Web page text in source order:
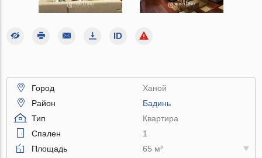
Город
Ханой
Район
Бадинь
Тип
Квартира
Спален
1
Площадь
65 м²